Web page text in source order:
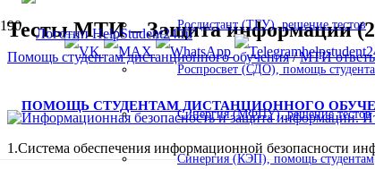
ПОМОЩЬ СТУДЕНТАМ ДИСТАНЦИОННОГО
Росдистант (ТГУ), решение тестов
Роспросвет (СДО), помощь
Синергия (МФПУ), решение тестов
Синергия (КЭП), помощь студентам
Тесты МТИ – Защита информации
Помощь студентам дистанционного обучения/МТИ
1.Система обеспечения информационной безопасности